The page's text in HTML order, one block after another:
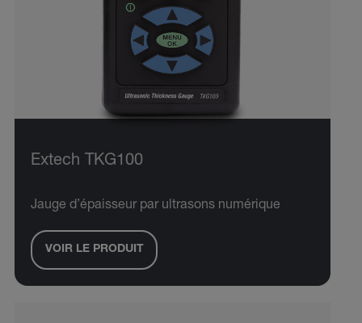
Extech TKG100
Jauge d’épaisseur par ultrasons numérique
VOIR LE PRODUIT